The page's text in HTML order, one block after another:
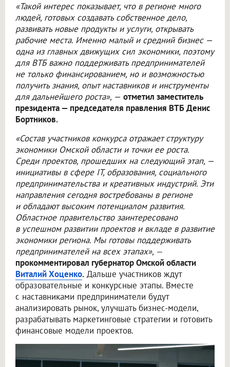
«Такой интерес показывает, что в регионе много
людей, готовых создавать собственное дело,
развивать новые продукты и услуги, открывать
рабочие места. Именно малый и средний бизнес —
одна из главных движущих сил экономики, поэтому
для ВТБ важно поддерживать предпринимателей
не только финансированием, но и возможностью
получить знания, опыт наставников и инструменты
для дальнейшего роста», — отметил заместитель
президента — председателя правления ВТБ Денис
Бортников.
«Состав участников конкурса отражает структуру
экономики Омской области и точки ее роста.
Среди проектов, прошедших на следующий этап, —
инициативы в сфере IT, образования, социального
предпринимательства и креативных индустрий. Эти
направления сегодня востребованы в регионе
и обладают высоким потенциалом развития.
Областное правительство заинтересовано
в успешном развитии проектов и вкладе в развитие
экономики региона. Мы готовы поддерживать
предпринимателей на всех этапах», —
прокомментировал губернатор Омской области
Виталий Хоценко. Дальше участников ждут
образовательные и конкурсные этапы. Вместе
с наставниками предприниматели будут
анализировать рынок, улучшать бизнес-модели,
разрабатывать маркетинговые стратегии и готовить
финансовые модели проектов.